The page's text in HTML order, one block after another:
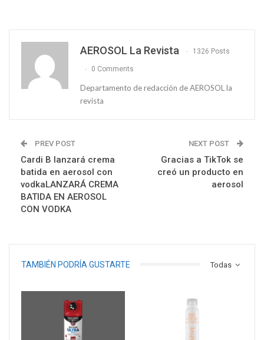
AEROSOL La Revista 1326 Posts
0 Comments
Departamento de redacción de AEROSOL la
revista
PREV POST
Cardi B lanzará crema
batida en aerosol con
vodkaLANZARÁ CREMA
BATIDA EN AEROSOL
CON VODKA
NEXT POST
Gracias a TikTok se
creó un producto en
aerosol
Todas
TAMBIÉN PODRÍA GUSTARTE